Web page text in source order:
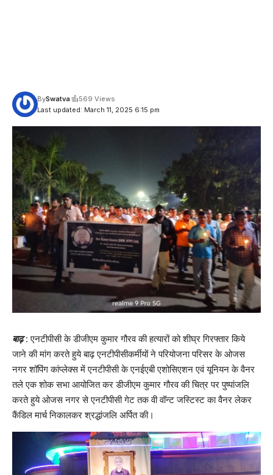
Last updated: March 11, 2025 6:15 pm
BySwatva 569 Views
बाढ़: एनटीपीसी के डीजीएम कुमार गौरव की हत्यारों को शीघ्र गिरफ्तार किये
जाने की मांग करते हुये बाढ़ एनटीपीसीकर्मीयों ने परियोजना परिसर के ओजस
नगर शॉपिंग कांप्लेक्स में एनटीपीसी के एनईएबी एशोसिएशन एवं यूनियन के वैनर
तले एक शोक सभा आयोजित कर डीजीएम कुमार गौरव की चित्र पर पुष्पांजलि
करते हुये ओजस नगर से एनटीपीसी गेट तक वी वॉन्ट जस्टिस्ट का वैनर लेकर
कैंडिल मार्च निकालकर श्रद्धांजलि अर्पित की।